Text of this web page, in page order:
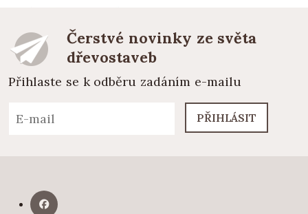
Čerstvé novinky ze světa
dřevostaveb
Přihlaste se k odběru zadáním e-mailu
PŘIHLÁSIT